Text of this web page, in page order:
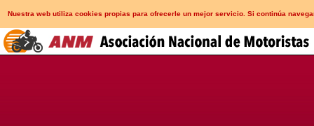
Nuestra web utiliza cookies propias para ofrecerle un mejor servicio. Si continúa